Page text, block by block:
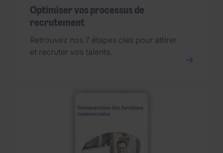
Optimiser vos processus de
recrutement
Retrouvez nos 7 étapes clés pour attirer
et recruter vos talents.